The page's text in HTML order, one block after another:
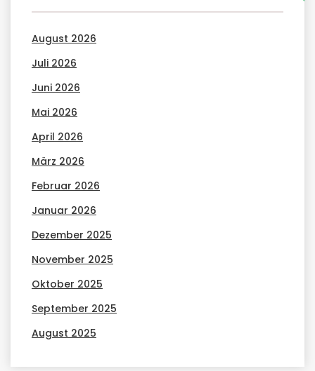
August 2026
Juli 2026
Juni 2026
Mai 2026
April 2026
März 2026
Februar 2026
Januar 2026
Dezember 2025
November 2025
Oktober 2025
September 2025
August 2025